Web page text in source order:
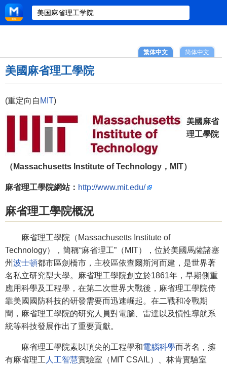
简体中文
繁体中文
美國麻省理工學院
(重定向自 MIT)
美國麻省
理工學院
（Massachusetts Institute of Technology，MIT）
麻省理工學院網站： http://www.mit.edu/
麻省理工學院概況
麻省理工學院（Massachusetts Institute of
Technology），簡稱“麻省理工”（MIT），位於美國馬薩諸塞
州波士頓都市區劍橋市，主校區依查爾斯河而建，是世界著
名私立研究型大學。麻省理工學院創立於1861年，早期側重
應用科學及工程學，在第二次世界大戰後，麻省理工學院倚
靠美國國防科技的研發需要而迅速崛起。在二戰和冷戰期
間，麻省理工學院的研究人員對電腦、雷達以及慣性導航系
統等科技發展作出了重要貢獻。
麻省理工學院素以頂尖的工程學和電腦科學而著名，擁
有麻省理工 人工智慧實驗室（MIT CSAIL）、林肯實驗室